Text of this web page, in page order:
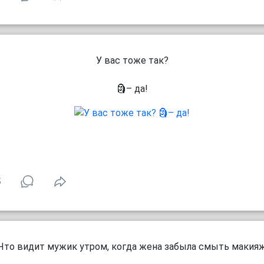
У вас тоже так?
🗿– да!
видит мужик утром, когда жена забыла смыть